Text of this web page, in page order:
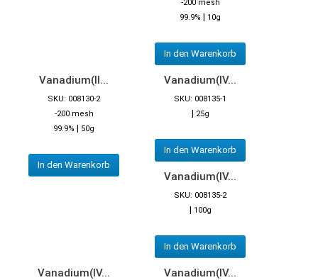
-200 mesh
99.9% | 10g
In den Warenkorb
Vanadium(II...
SKU: 008130-2
-200 mesh
99.9% | 50g
In den Warenkorb
Vanadium(IV...
SKU: 008135-1
| 25g
In den Warenkorb
Vanadium(IV...
SKU: 008135-2
| 100g
In den Warenkorb
Vanadium(IV... Vanadium(IV...